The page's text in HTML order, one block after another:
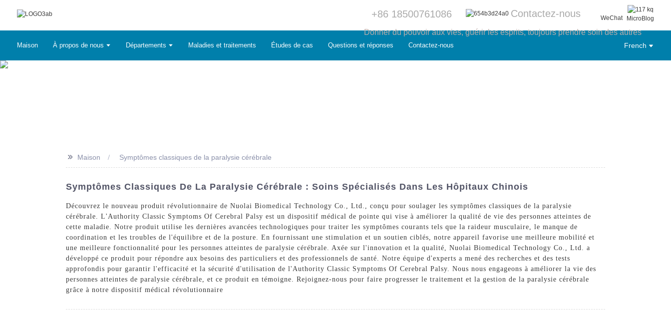
+86 18500761086 Contactez-nous WeChat MicroBlog
Donner du pouvoir aux vies, guérir les esprits, toujours prendre soin des autres
Maison À propos de nous Départements Maladies et traitements Études de cas Questions et réponses Contactez-nous French
>> Maison Symptômes classiques de la paralysie cérébrale
Symptômes Classiques De La Paralysie Cérébrale : Soins Spécialisés Dans Les Hôpitaux Chinois
Découvrez le nouveau produit révolutionnaire de Nuolai Biomedical Technology Co., Ltd., conçu pour soulager les symptômes classiques de la paralysie
cérébrale. L'Authority Classic Symptoms Of Cerebral Palsy est un dispositif médical de pointe qui vise à améliorer la qualité de vie des personnes atteintes de
cette maladie. Notre produit utilise les dernières avancées technologiques pour traiter les symptômes courants tels que la raideur musculaire, le manque de
coordination et les troubles de l'équilibre et de la posture. En fournissant une stimulation et un soutien ciblés, notre appareil favorise une meilleure mobilité et
une meilleure fonctionnalité pour les personnes atteintes de paralysie cérébrale. Axée sur l'innovation et la qualité, Nuolai Biomedical Technology Co., Ltd. a
développé ce produit pour répondre aux besoins des particuliers et des professionnels de santé. Notre équipe d'experts a mené des recherches et des tests
approfondis pour garantir l'efficacité et la sécurité d'utilisation de l'Authority Classic Symptoms Of Cerebral Palsy. Nous nous engageons à améliorer la vie des
personnes atteintes de paralysie cérébrale, et ce produit en témoigne. Rejoignez-nous pour faire progresser le traitement et la gestion de la paralysie cérébrale
grâce à notre dispositif médical révolutionnaire